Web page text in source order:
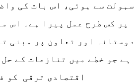
سہولت سے ہوئی، اس بات کی
پر کس طرح عمل پیرا ہے۔ اس
دوستانہ اور تعاون پر مبنی
ہے جو خطے میں تنازعات کے
اقتصادی ترقی کو